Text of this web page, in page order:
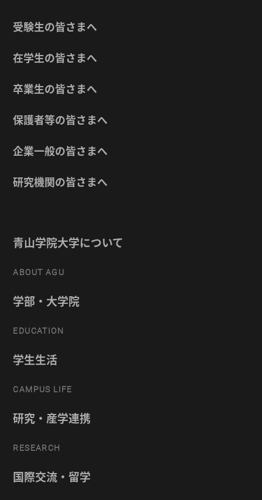
受験生の皆さまへ
在学生の皆さまへ
卒業生の皆さまへ
保護者等の皆さまへ
企業一般の皆さまへ
研究機関の皆さまへ
青山学院大学について
ABOUT AGU
学部・大学院
EDUCATION
学生生活
CAMPUS LIFE
研究・産学連携
RESEARCH
国際交流・留学